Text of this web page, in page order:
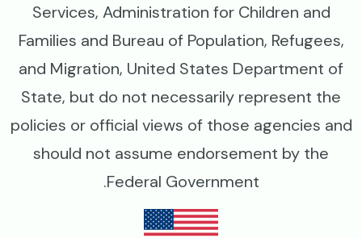
Services, Administration for Children and
Families and Bureau of Population, Refugees,
and Migration, United States Department of
State, but do not necessarily represent the
policies or official views of those agencies and
should not assume endorsement by the
Federal Government.